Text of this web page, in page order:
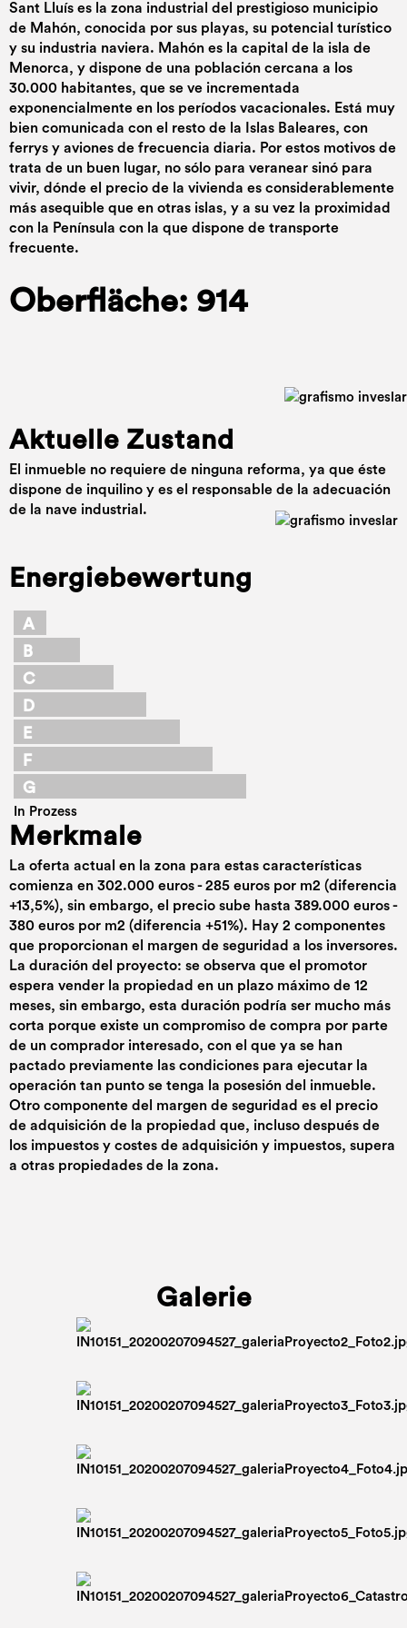
Sant Lluís es la zona industrial del prestigioso municipio
de Mahón, conocida por sus playas, su potencial turístico
y su industria naviera. Mahón es la capital de la isla de
Menorca, y dispone de una población cercana a los
30.000 habitantes, que se ve incrementada
exponencialmente en los períodos vacacionales. Está muy
bien comunicada con el resto de la Islas Baleares, con
ferrys y aviones de frecuencia diaria. Por estos motivos de
trata de un buen lugar, no sólo para veranear sinó para
vivir, dónde el precio de la vivienda es considerablemente
más asequible que en otras islas, y a su vez la proximidad
con la Península con la que dispone de transporte
frecuente.
Oberfläche: 914
Aktuelle Zustand
El inmueble no requiere de ninguna reforma, ya que éste
dispone de inquilino y es el responsable de la adecuación
de la nave industrial.
Energiebewertung
A
B
C
D
E
F
G
In Prozess
Merkmale
La oferta actual en la zona para estas características
comienza en 302.000 euros - 285 euros por m2 (diferencia
+13,5%), sin embargo, el precio sube hasta 389.000 euros -
380 euros por m2 (diferencia +51%). Hay 2 componentes
que proporcionan el margen de seguridad a los inversores.
La duración del proyecto: se observa que el promotor
espera vender la propiedad en un plazo máximo de 12
meses, sin embargo, esta duración podría ser mucho más
corta porque existe un compromiso de compra por parte
de un comprador interesado, con el que ya se han
pactado previamente las condiciones para ejecutar la
operación tan punto se tenga la posesión del inmueble.
Otro componente del margen de seguridad es el precio
de adquisición de la propiedad que, incluso después de
los impuestos y costes de adquisición y impuestos, supera
a otras propiedades de la zona.
Galerie